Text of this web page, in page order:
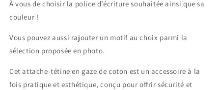
À vous de choisir la police d’écriture souhaitée ainsi que sa
couleur !
Vous pouvez aussi rajouter un motif au choix parmi la
sélection proposée en photo.
Cet attache-tétine en gaze de coton est un accessoire à la
fois pratique et esthétique, conçu pour offrir sécurité et